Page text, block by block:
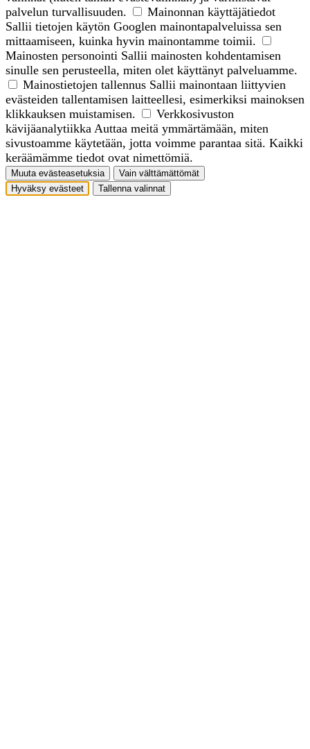
palvelun turvallisuuden.
Mainonnan käyttäjätiedot
Sallii tietojen käytön Googlen mainontapalveluissa sen
mittaamiseen, kuinka hyvin mainontamme toimii.
Mainosten personointi Sallii mainosten kohdentamisen
sinulle sen perusteella, miten olet käyttänyt palveluamme.
Mainostietojen tallennus Sallii mainontaan liittyvien
evästeiden tallentamisen laitteellesi, esimerkiksi mainoksen
klikkauksen muistamisen.
Verkkosivuston
kävijäanalytiikka Auttaa meitä ymmärtämään, miten
sivustoamme käytetään, jotta voimme parantaa sitä. Kaikki
keräämämme tiedot ovat nimettömiä.
Muuta evästeasetuksia
Vain välttämättömät
Hyväksy evästeet
Tallenna valinnat